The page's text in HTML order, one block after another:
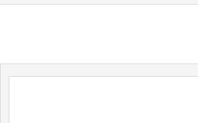
Skip